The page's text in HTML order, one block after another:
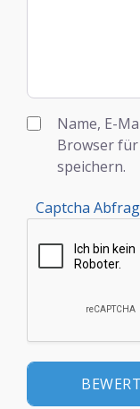
Name, E-
Browser
speichern.
Captcha